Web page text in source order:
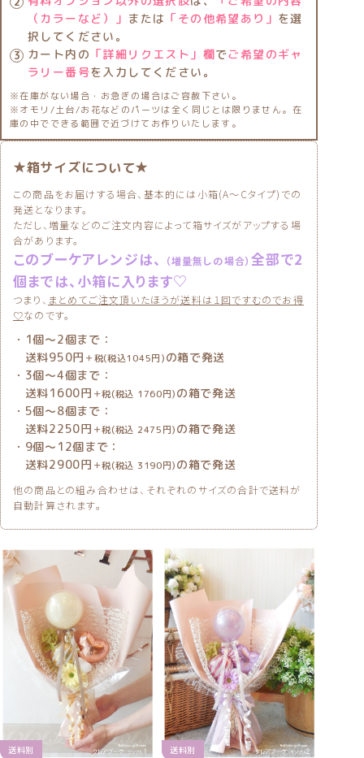
（カラーなど）」 または 「その他希望あり」 を選
択してください。
カート内の 「詳細リクエスト」欄でご希望のギャ
ラリー番号を入力してください。
※在庫がない場合・お急ぎの場合はご容赦下さい。
※オモリ/土台/お花などのパーツは全く同じとは限りません。在
庫の中でできる範囲で近づけてお作りいたします。
★箱サイズについて★
この商品をお届けする場合、基本的には小箱(A〜Cタイプ)での
発送となります。
ただし、増量などのご注文内容によって箱サイズがアップする場
合があります。
このブーケアレンジは、 （増量無しの場合）全部で2
個までは、小箱に入ります♡
つまり、 まとめてご注文頂いたほうが送料は１回ですむのでお得
♡なのです。
・1個〜2個まで：
送料950円 ＋税(税込1045円)の箱で発送
・3個〜4個まで：
送料1600円 ＋税(税込 1760円)の箱で発送
・5個〜8個まで：
送料2250円 ＋税(税込 2475円)の箱で発送
・9個〜12個まで：
送料2900円 ＋税(税込 3190円)の箱で発送
他の商品との組み合わせは、それぞれのサイズの合計で送料が
自動計算されます。
送料別 送料別